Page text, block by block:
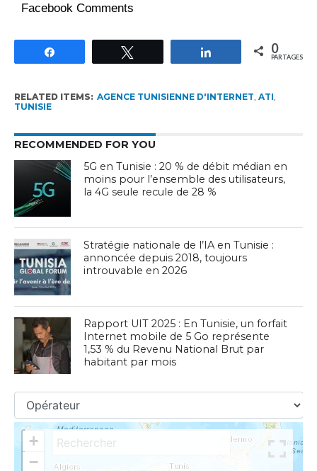
Facebook Comments
Partagez 0
PARTAGES
RELATED ITEMS: AGENCE TUNISIENNE D'INTERNET, ATI,
TUNISIE
RECOMMENDED FOR YOU
5G en Tunisie : 20 % de débit médian en
moins pour l’ensemble des utilisateurs,
la 4G seule recule de 28 %
Stratégie nationale de l’IA en Tunisie :
annoncée depuis 2018, toujours
introuvable en 2026
Rapport UIT 2025 : En Tunisie, un forfait
Internet mobile de 5 Go représente
1,53 % du Revenu National Brut par
habitant par mois